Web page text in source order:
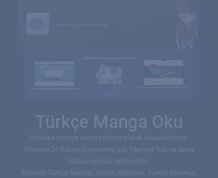
Türkçe Manga Oku
Onideka manga serisini türkçe olarak okuyabilirsiniz.
Onideka 26.Bölüm Duymamış Gibi Yapmak Yok ve daha
fazlası için bizi takip ediniz.
Binlerce Türkçe Manga, Türkçe Webtoon, Türkçe Manhua,